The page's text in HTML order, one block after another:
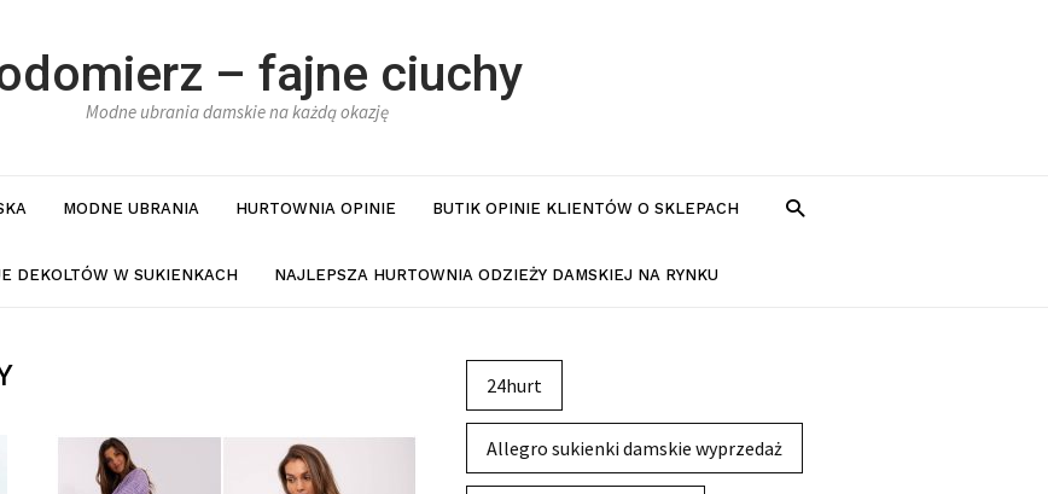
– fajne ciuchy
Modne ubrania damskie na każdą okazję
MODNE UBRANIA HURTOWNIA OPINIE BUTIK OPINIE KLIENTÓW O SKLEPACH
DEKOLTÓW W SUKIENKACH NAJLEPSZA HURTOWNIA ODZIEŻY DAMSKIEJ NA RYNKU
24hurt
Allegro sukienki damskie wyprzedaż